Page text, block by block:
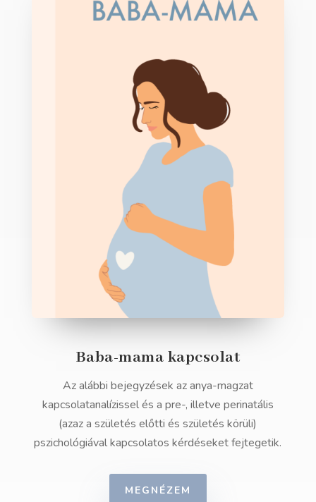
Baba-mama kapcsolat
Az alábbi bejegyzések az anya-magzat
kapcsolatanalízissel és a pre-, illetve perinatális
(azaz a születés előtti és születés körüli)
pszichológiával kapcsolatos kérdéseket fejtegetik.
MEGNÉZEM